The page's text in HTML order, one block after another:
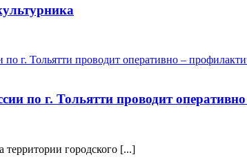
по г. Тольятти проводит
территории городского [...]